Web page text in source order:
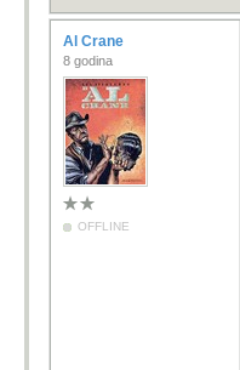
Al Crane
8 godina
OFFLINE